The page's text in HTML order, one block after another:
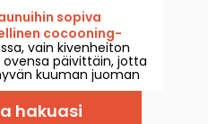
hänen uutta
tälle kesälle 2026,
lööpökseen.
sopiva
cocooning-
vain kivenheiton
ovensa päivittäin, jotta
kuuman juoman
välipalasta tai
kuivasti.
hakuasi